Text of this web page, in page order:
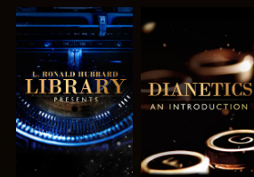
EXPLORA LAS
SERIES
EXPLORA LAS
SERIES